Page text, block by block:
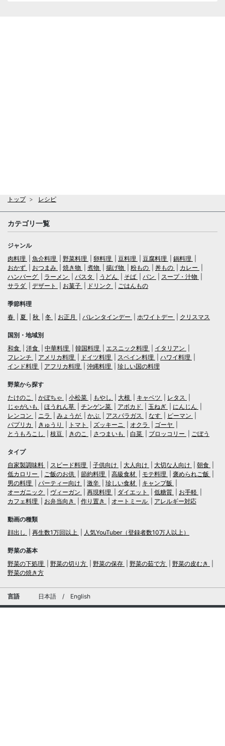
トップ レシピ
カテゴリ一覧
ジャンル
肉料理
魚介料理 野菜料理 卵料理 豆料理 豆腐料理
鍋料理
おかず
おつまみ 焼き物 煮物 揚げ物 粉もの 丼もの
カレー
ハンバーグ
ラーメン パスタ うどん そば パン
スープ・汁物
サラダ
デザート お菓子 ドリンク ごはんもの
季節料理
春
夏 秋 冬 お正月 バレンタインデー ホワイトデー クリスマス
国別・地域別
和食
洋食 中華料理 韓国料理 エスニック料理
イタリアン
フレンチ
アメリカ料理 ドイツ料理 スペイン料理
ハワイ料理
インド料理
アフリカ料理 沖縄料理 珍しい国の料理
野菜から探す
たけのこ
かぼちゃ 小松菜 もやし 大根 キャベツ
レタス
じゃがいも
ほうれん草 チンゲン菜 アボカド 玉ねぎ
にんじん
レンコン
ニラ みょうが かぶ アスパラガス なす
ピーマン
パプリカ
きゅうり トマト ズッキーニ オクラ
ゴーヤ
とうもろこし
枝豆 きのこ さつまいも 白菜 ブロッコリー ごぼう
タイプ
自家製調味料
スピード料理 子供向け 大人向け 大切な人向け
朝食
低カロリー
ご飯のお供 節約料理 高級食材 モテ料理
褒められご飯
男の料理
パーティー向け 激辛 珍しい食材
キャンプ飯
オーガニック
ヴィーガン 再現料理 ダイエット 低糖質
お手軽
カフェ料理
お弁当向き 作り置き オートミール アレルギー対応
動画の種類
顔出し
再生数1万回以上 人気YouTuber（登録者数10万人以上）
野菜の基本
野菜の下処理
野菜の切り方 野菜の保存 野菜の茹で方
野菜の皮むき
野菜の焼き方
言語 日本語 / English